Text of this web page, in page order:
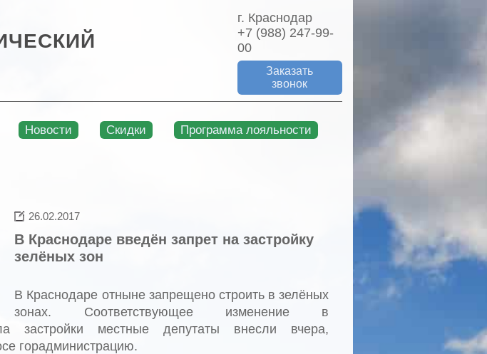
г. Краснодар
+7 (988) 247-99-
00
Заказать
звонок
Новости Скидки
Программа лояльности
26.02.2017
В Краснодаре введён запрет на застройку
зелёных зон
В Краснодаре отныне запрещено строить в зелёных
зонах. Соответствующее изменение в
застройки местные депутаты внесли вчера,
горадминистрацию.